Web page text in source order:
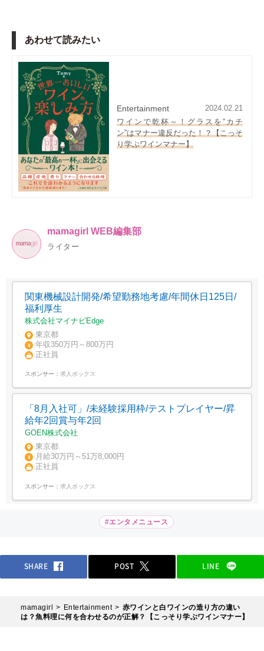
あわせて読みたい
Entertainment
2024.02.21
ワインで乾杯～！グラスを“カチ
ン”はマナー違反だった！？【こっそ
り学ぶワインマナー】
mamagirl WEB編集部
ライター
関東機械設計開発/希望勤務地考慮/年間休日125日/
福利厚生
株式会社マイナビEdge
東京都
年収350万円～800万円
正社員
スポンサー： 求人ボックス
「8月入社可」/未経験採用枠/テストプレイヤー/昇
給年2回賞与年2回
GOEN株式会社
東京都
月給30万円～51万8,000円
正社員
スポンサー： 求人ボックス
#エンタメニュース
SHARE POST LINE
mamagirl Entertainment
赤ワインと白ワインの造り方の違い
は？魚料理に何を合わせるのが正解？【こっそり学ぶワインマナー】